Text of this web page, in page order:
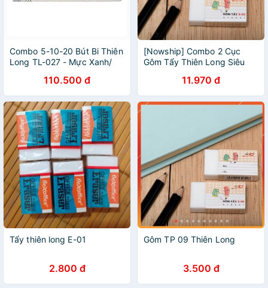
Combo 5-10-20 Bút Bi Thiên
Long TL-027 - Mực Xanh/
110.500 đ
[Nowship] Combo 2 Cục
Gôm Tẩy Thiên Long Siêu
11.970 đ
Tẩy thiên long E-01
2.800 đ
Gôm TP 09 Thiên Long
3.500 đ